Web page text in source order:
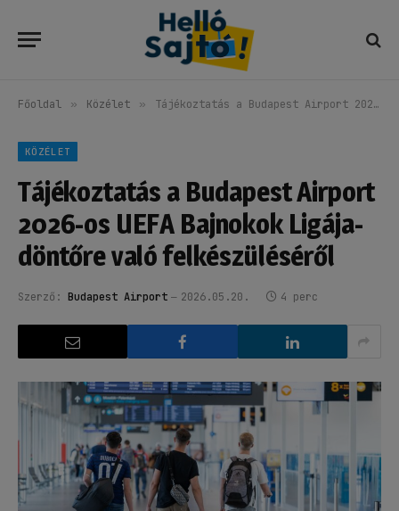
Főoldal » Közélet » Tájékoztatás a Budapest Airport 2026-os UEFA Bajnokok Ligája-döntőre való felkészüléséről
KÖZÉLET
Tájékoztatás a Budapest Airport
2026-os UEFA Bajnokok Ligája-
döntőre való felkészüléséről
Szerző: Budapest Airport 2026.05.20. 4 perc